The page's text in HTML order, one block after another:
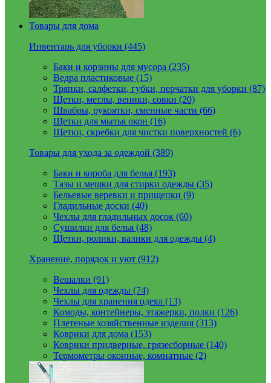
Товары для дома
Инвентарь для уборки (445)
Баки и корзины для мусора (235)
Ведра пластиковые (15)
Тряпки, салфетки, губки, перчатки для уборки (87)
Щетки, метлы, веники, совки (20)
Швабры, рукоятки, сменные части (66)
Щетки для мытья окон (16)
Щетки, скребки для чистки поверхностей (6)
Товары для ухода за одеждой (389)
Баки и короба для белья (193)
Тазы и мешки для стирки одежды (35)
Бельевые веревки и прищепки (9)
Гладильные доски (40)
Чехлы для гладильных досок (60)
Сушилки для белья (48)
Щетки, ролики, валики для одежды (4)
Хранение, порядок и уют (912)
Вешалки (91)
Чехлы для одежды (74)
Чехлы для хранения одеял (13)
Комоды, контейнеры, этажерки, полки (126)
Плетеные хозяйственные изделия (313)
Коврики для дома (153)
Коврики придверные, грязесборные (140)
Термометры оконные, комнатные (2)